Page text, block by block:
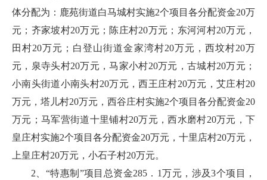
体分配为：鹿苑街道白马城村实施2个项目各分配资金20万
元；齐家坡村20万元；陈庄村20万元；东河河村20万元，
田村20万元；白登山街道金家湾村20万元，西坟村20万
元，泉寺头村20万元，马家小村20万元，古城村20万元；
小南头街道小南头村20万元，西王庄村20万元，艾庄村20
万元，塔儿村20万元，西谷庄村实施2个项目各分配资金20
万元；马军营街道十里铺村20万元，西水磨村20万元，下
皇庄村实施2个项目各分配资金20万元，十里店村20万元，
上皇庄村20万元，小石子村20万元。
2、“特惠制”项目总资金285．1万元，涉及3个项目，